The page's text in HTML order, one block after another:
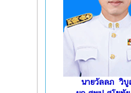
นายวัลลภ วิบู